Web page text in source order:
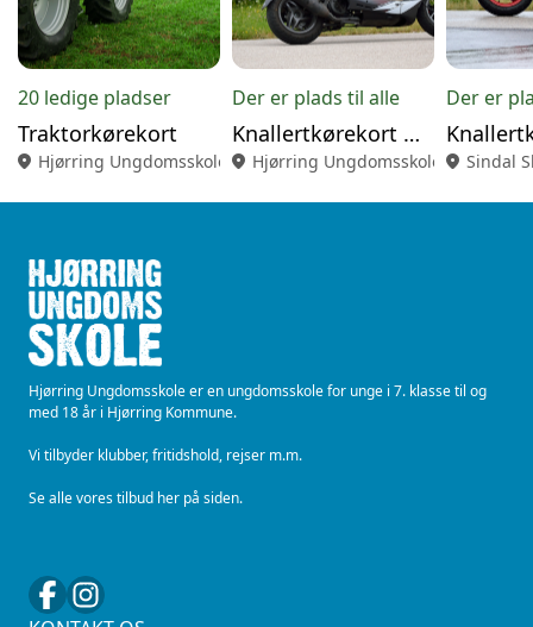
20 ledige pladser
Traktorkørekort
location_on Hjørring Ungdomsskole
Der er plads til alle
Knallertkørekort Hjørring 26-27 (KØ)
location_on Hjørring Ungdomsskole
Der er
location_on Sindal
Hjørring Ungdomsskole er en ungdomsskole for unge i 7. klasse til og
med 18 år i Hjørring Kommune.
Vi tilbyder klubber, fritidshold, rejser m.m.
Se alle vores tilbud her på siden.